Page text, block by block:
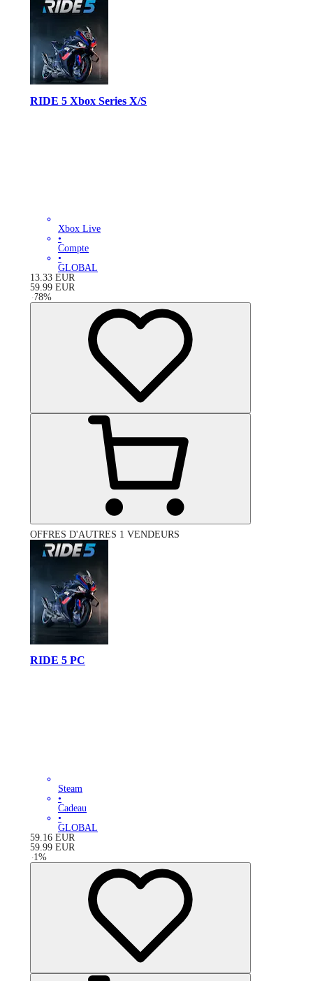
RIDE 5 Xbox Series X/S
Xbox Live
•
Compte
•
GLOBAL
13.33 EUR
59.99 EUR
-78%
OFFRES D'AUTRES 1 VENDEURS
RIDE 5 PC
Steam
•
Cadeau
•
GLOBAL
59.16 EUR
59.99 EUR
-1 %